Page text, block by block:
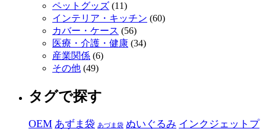
ペットグッズ (11)
インテリア・キッチン (60)
カバー・ケース (56)
医療・介護・健康 (34)
産業関係 (6)
その他 (49)
タグで探す
OEM あずま袋 あづま袋 ぬいぐるみ インクジェットプ